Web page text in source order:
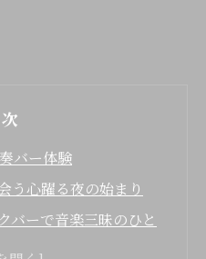
バー体験
う心躍る夜の始まり
バーで音楽三昧のひと